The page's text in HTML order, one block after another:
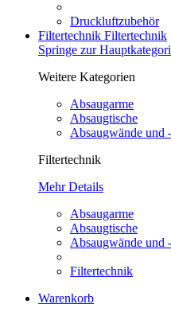
Druckluftzubehör
Filtertechnik Filtertechnik
Springe zur
Weitere Kategorien
Absaugarme
Absaugtische
Absaugwände und
Filtertechnik
Mehr Details
Absaugarme
Absaugtische
Absaugwände und
Filtertechnik
Warenkorb